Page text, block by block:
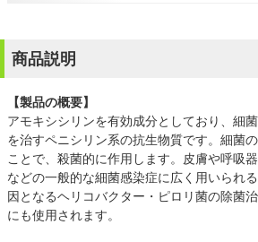
商品説明
【製品の概要】
アモキシシリンを有効成分としており、細
を治すペニシリン系の抗生物質です。細菌
ことで、殺菌的に作用します。皮膚や呼吸
などの一般的な細菌感染症に広く用いられ
因となるヘリコバクター・ピロリ菌の除菌
にも使用されます。